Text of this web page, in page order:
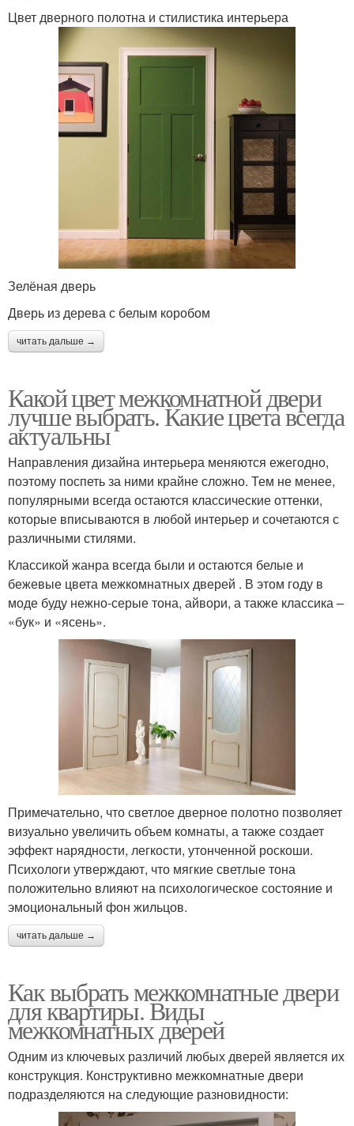
Цвет дверного полотна и стилистика интерьера
Зелёная дверь
Дверь из дерева с белым коробом
читать дальше →
Какой цвет межкомнатной двери
лучше выбрать. Какие цвета всегда
актуальны
Направления дизайна интерьера меняются ежегодно,
поэтому поспеть за ними крайне сложно. Тем не менее,
популярными всегда остаются классические оттенки,
которые вписываются в любой интерьер и сочетаются с
различными стилями.
Классикой жанра всегда были и остаются белые и
бежевые цвета межкомнатных дверей . В этом году в
моде буду нежно-серые тона, айвори, а также классика –
«бук» и «ясень».
Примечательно, что светлое дверное полотно позволяет
визуально увеличить объем комнаты, а также создает
эффект нарядности, легкости, утонченной роскоши.
Психологи утверждают, что мягкие светлые тона
положительно влияют на психологическое состояние и
эмоциональный фон жильцов.
читать дальше →
Как выбрать межкомнатные двери
для квартиры. Виды
межкомнатных дверей
Одним из ключевых различий любых дверей является их
конструкция. Конструктивно межкомнатные двери
подразделяются на следующие разновидности: